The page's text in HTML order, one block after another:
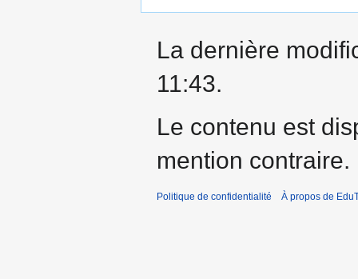
La dernière
11:43.
Le contenu est
mention contraire.
Politique de confidentialité À propos de